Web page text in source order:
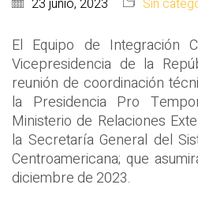
El Equipo de Integración
Vicepresidencia de la
reunión de coordinación
la Presidencia Pro
Ministerio de Relaciones
la Secretaría General del
Centroamericana; que
diciembre de 2023.